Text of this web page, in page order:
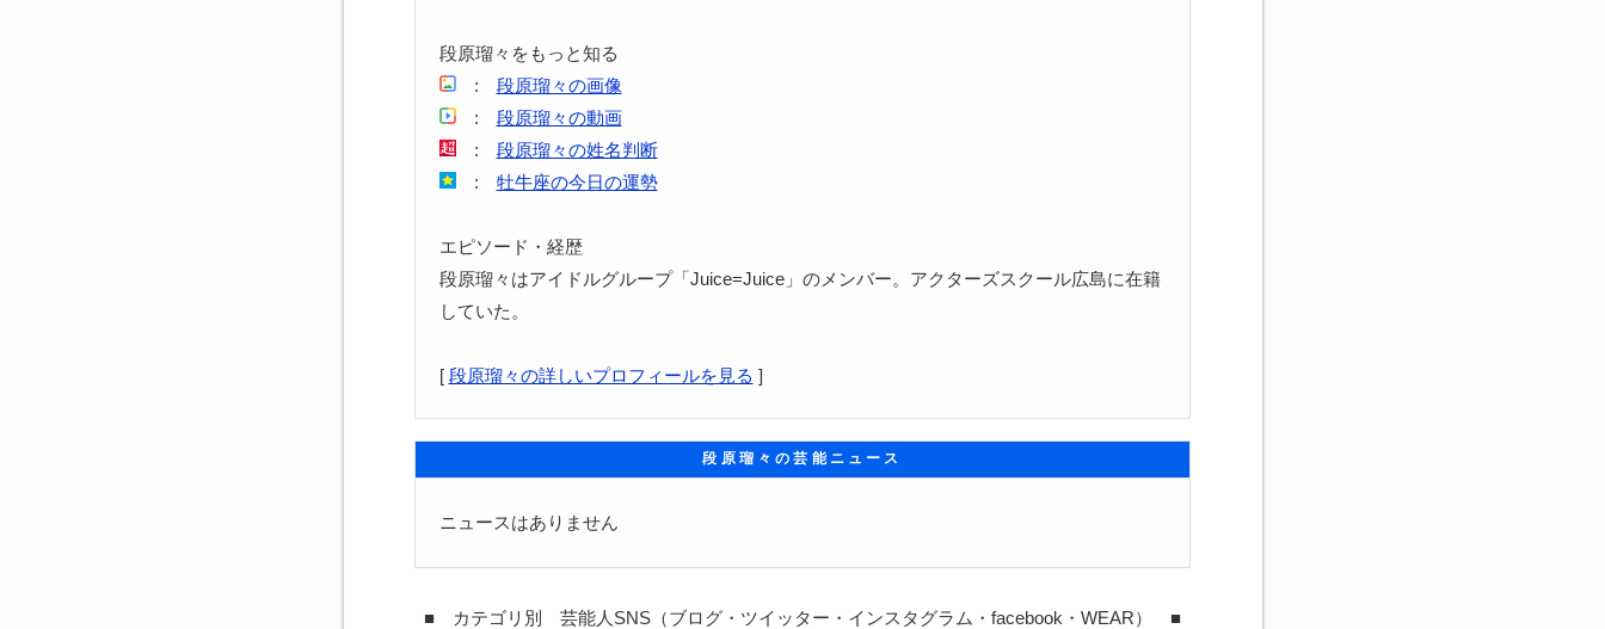
段原瑠々をもっと知る
: 段原瑠々の画像
: 段原瑠々の動画
: 段原瑠々の姓名判断
: 牡牛座の今日の運勢
エピソード・経歴
段原瑠々はアイドルグループ「Juice=Juice」のメンバー。アクターズスクール広島に在籍
していた。
[ 段原瑠々の詳しいプロフィールを見る ]
段原瑠々の芸能ニュース
ニュースはありません
■ カテゴリ別 芸能人SNS（ブログ・ツイッター・インスタグラム・facebook・WEAR） ■